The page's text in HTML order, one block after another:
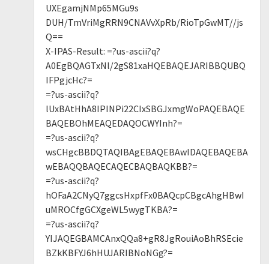
UXEgamjNMp65MGu9s
DUH/TmVriMgRRN9CNAVvXpRb/RioTpGwMT//js
Q==
X-IPAS-Result: =?us-ascii?q?
A0EgBQAGTxNl/2gS81xaHQEBAQEJARIBBQUBQ
IFPgjcHc?=
=?us-ascii?q?
lUxBAtHhA8IPINPi22CIxSBGJxmgWoPAQEBAQE
BAQEBOhMEAQEDAQOCWYInh?=
=?us-ascii?q?
wsCHgcBBDQTAQIBAgEBAQEBAwIDAQEBAQEBA
wEBAQQBAQECAQECBAQBAQKBB?=
=?us-ascii?q?
hOFaA2CNyQ7ggcsHxpfFx0BAQcpCBgcAhgHBwI
uMROCfgGCXgeWL5wygTKBA?=
=?us-ascii?q?
YIJAQEGBAMCAnxQQa8+gR8JgRouiAoBhRSEcie
BZkKBFYJ6hHUJARIBNoNGg?=